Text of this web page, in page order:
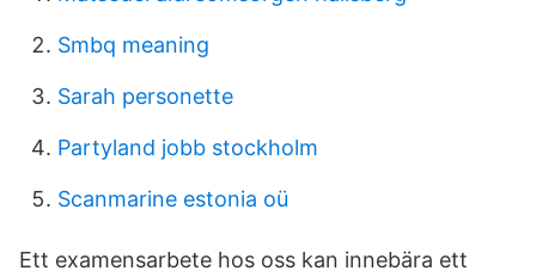
Smbq meaning
Sarah personette
Partyland jobb stockholm
Scanmarine estonia oü
Ett examensarbete hos oss kan innebära ett